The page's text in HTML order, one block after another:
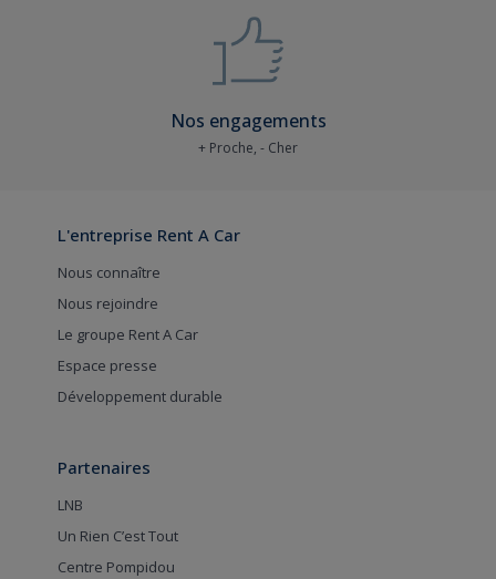
Nos engagements
+ Proche, - Cher
L'entreprise Rent A Car
Nous connaître
Nous rejoindre
Le groupe Rent A Car
Espace presse
Développement durable
Partenaires
LNB
Un Rien C’est Tout
Centre Pompidou